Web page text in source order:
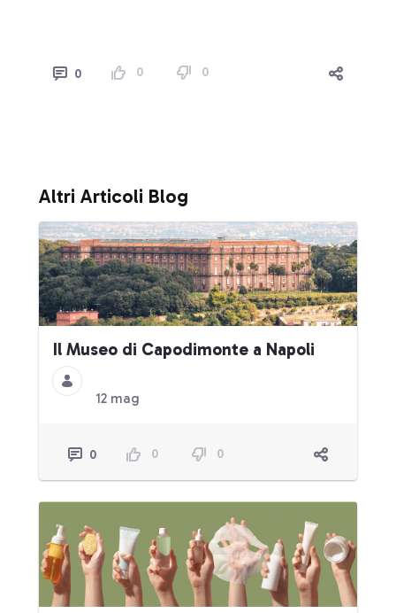
0 0 0
Altri Articoli Blog
Il Museo di Capodimonte a Napoli
12 mag
0 0 0